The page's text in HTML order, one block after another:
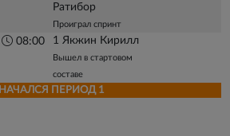
Ратибор
Проиграл спринт
08:00 1 Якжин Кирилл
Вышел в стартовом
составе
НАЧАЛСЯ ПЕРИОД 1